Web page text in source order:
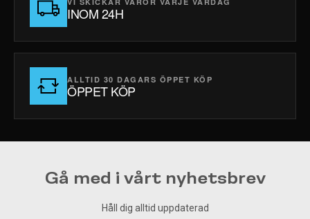
INOM 24H
ALLTID 30 DAGARS ÖPPET KÖP
ÖPPET KÖP
Gå med i vårt nyhetsbrev
Håll dig alltid uppdaterad